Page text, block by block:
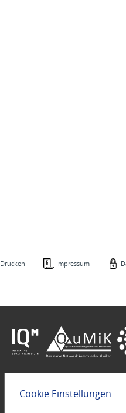
Drucken Impressum
Cookie Einstellungen